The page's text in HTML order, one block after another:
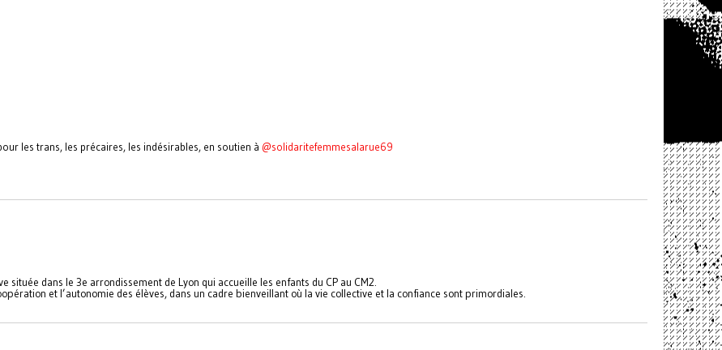
les trans, les précaires, les indésirables, en soutien à @solidaritefemmesalarue69
située dans le 3e arrondissement de Lyon qui accueille les enfants du CP au CM2.
et l’autonomie des élèves, dans un cadre bienveillant où la vie collective et la confiance sont primordiales.